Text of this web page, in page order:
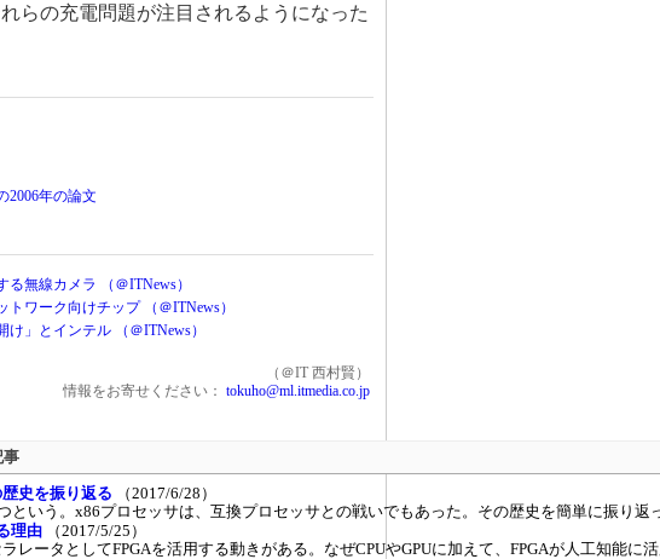
らの充電問題が注目されるようになった
2006年の論文
無線カメラ （＠ITNews）
ワーク向けチップ （＠ITNews）
け」とインテル （＠ITNews）
（＠IT 西村賢）
情報をお寄せください： tokuho@ml.itmedia.co.jp
事
史を振り返る （2017/6/28）
いう。x86プロセッサは、互換プロセッサとの戦いでもあった。その歴史を簡単に振り返
理由 （2017/5/25）
レータとしてFPGAを活用する動きがある。なぜCPUやGPUに加えて、FPGAが人工知能に